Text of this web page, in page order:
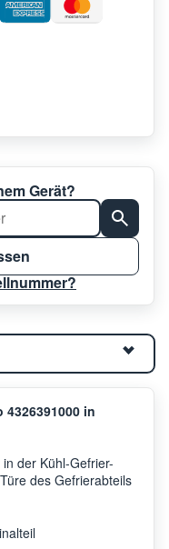
Gerät?
in
der Kühl-Gefrier-
des Gefrierabteils